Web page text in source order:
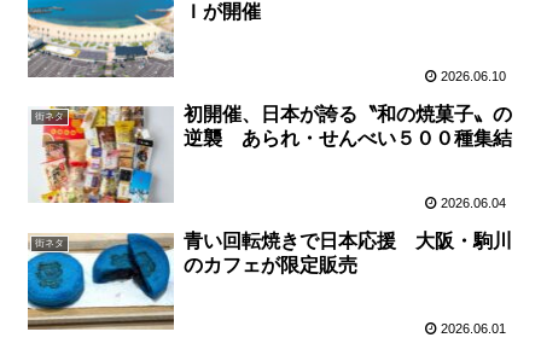
Ｉが開催
2026.06.10
街ネタ
初開催、日本が誇る〝和の焼菓子〟の
逆襲 あられ・せんべい５００種集結
2026.06.04
街ネタ
青い回転焼きで日本応援 大阪・駒川
のカフェが限定販売
2026.06.01